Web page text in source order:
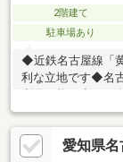
2階建て
駐車場あり
◆近鉄名古屋線「
利な立地です◆名
住まいです！◆キ
理中のニオイがお
ス対応で光熱費を
愛知県